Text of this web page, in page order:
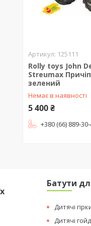
125111
Rolly toys John
Streumax
зелений
Немає в наявності
5 400 ₴
+380 (66) 889-
Батути
Дитячі
Дитячі